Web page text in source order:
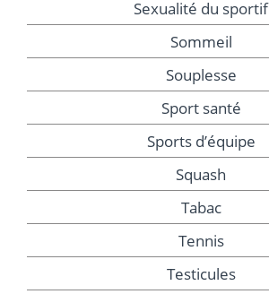
Sexualité du sportif
Sommeil
Souplesse
Sport santé
Sports d’équipe
Squash
Tabac
Tennis
Testicules